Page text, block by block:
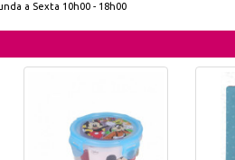
a Sexta 10h00 - 18h00